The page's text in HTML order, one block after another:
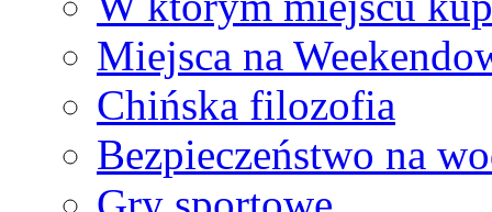
Miejsca na
Chińska filozofia
Bezpieczeństwo na